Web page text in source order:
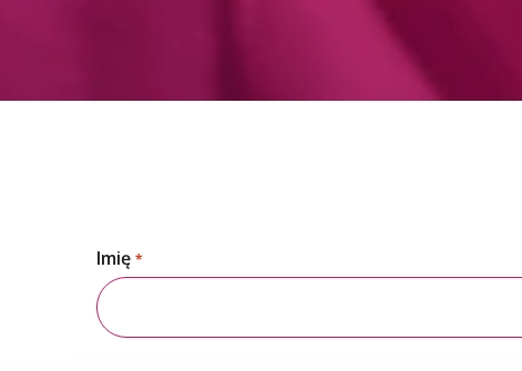
Imię *